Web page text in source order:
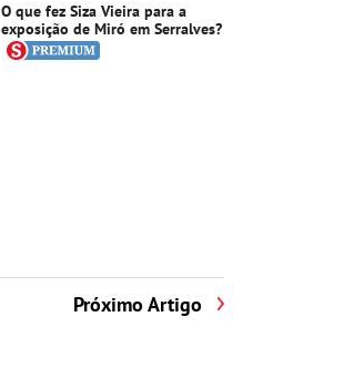
O que fez Siza Vieira para a
exposição de Miró em Serralves?
Próximo Artigo